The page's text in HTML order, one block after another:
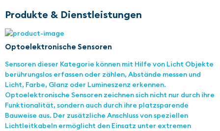
Produkte & Dienstleistungen
Optoelektronische Sensoren
Sensoren dieser Kategorie können mit Hilfe von Licht Objekte
berührungslos erfassen oder zählen, Abstände messen und
Licht, Farbe, Glanz oder Lumineszenz erkennen.
Optoelektronische Sensoren zeichnen sich nicht nur durch ihre
Funktionalität, sondern auch durch ihre platzsparende
Bauweise aus. Der zusätzliche Anschluss von speziellen
Lichtleitkabeln ermöglicht den Einsatz unter extremen